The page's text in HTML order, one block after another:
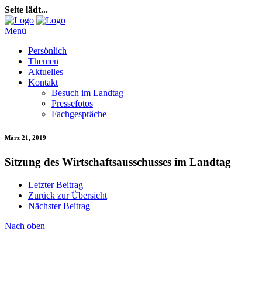
Seite lädt...
Menü
Persönlich
Themen
Aktuelles
Kontakt
Besuch im Landtag
Pressefotos
Fachgespräche
März 21, 2019
Sitzung des Wirtschaftsausschusses im Landtag
Letzter Beitrag
Zurück zur Übersicht
Nächster Beitrag
Nach oben